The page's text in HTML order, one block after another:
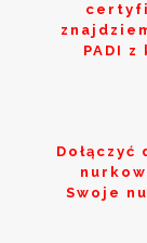
PADI
Swoje